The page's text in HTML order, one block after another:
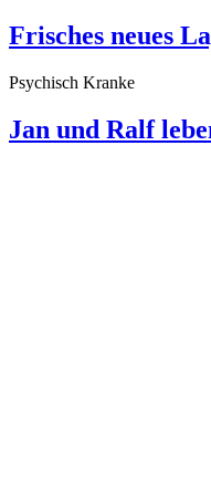
Frisches neues
Psychisch Kranke
Jan und Ralf